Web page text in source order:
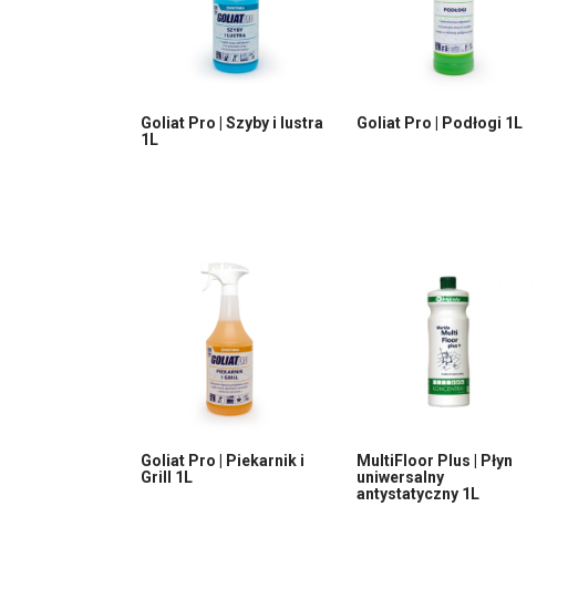
Goliat Pro | Szyby i lustra
1L
Goliat Pro | Podłogi 1L
Goliat Pro | Piekarnik i
Grill 1L
MultiFloor Plus | Płyn
uniwersalny
antystatyczny 1L